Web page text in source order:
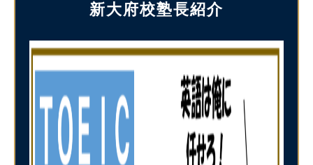
新大府校塾長紹介